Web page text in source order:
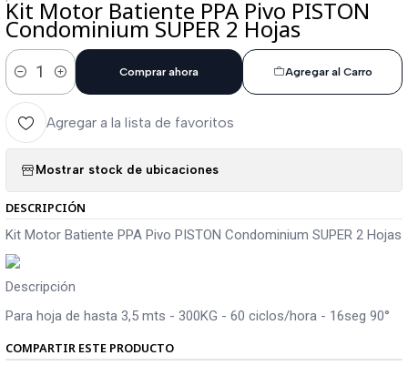
Kit Motor Batiente PPA Pivo PISTON
Condominium SUPER 2 Hojas
Cantidad
Agregar al Carro
Comprar ahora
Agregar a la lista de favoritos
Mostrar stock de ubicaciones
DESCRIPCIÓN
Kit Motor Batiente PPA Pivo PISTON Condominium SUPER 2 Hojas
Descripción
Para hoja de hasta 3,5 mts - 300KG - 60 ciclos/hora - 16seg 90°
COMPARTIR ESTE PRODUCTO